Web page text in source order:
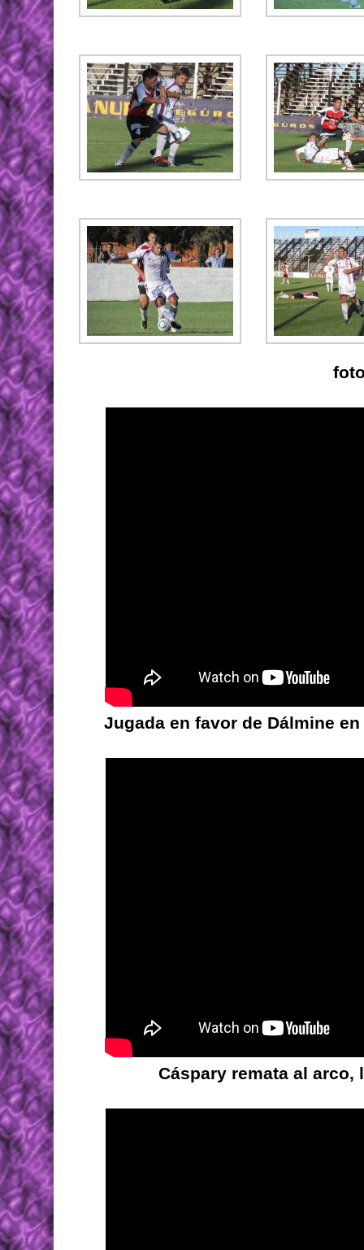
Jugada en favor de Dálmine
Cáspary remata al arco,